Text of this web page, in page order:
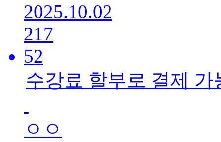
2025.10.02
217
52
수강료 할부로 결제 가
ㅇㅇ